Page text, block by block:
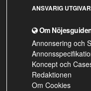
ANSVARIG
Om
Annonsering och
Koncept och
Redaktionen
Om Cookies